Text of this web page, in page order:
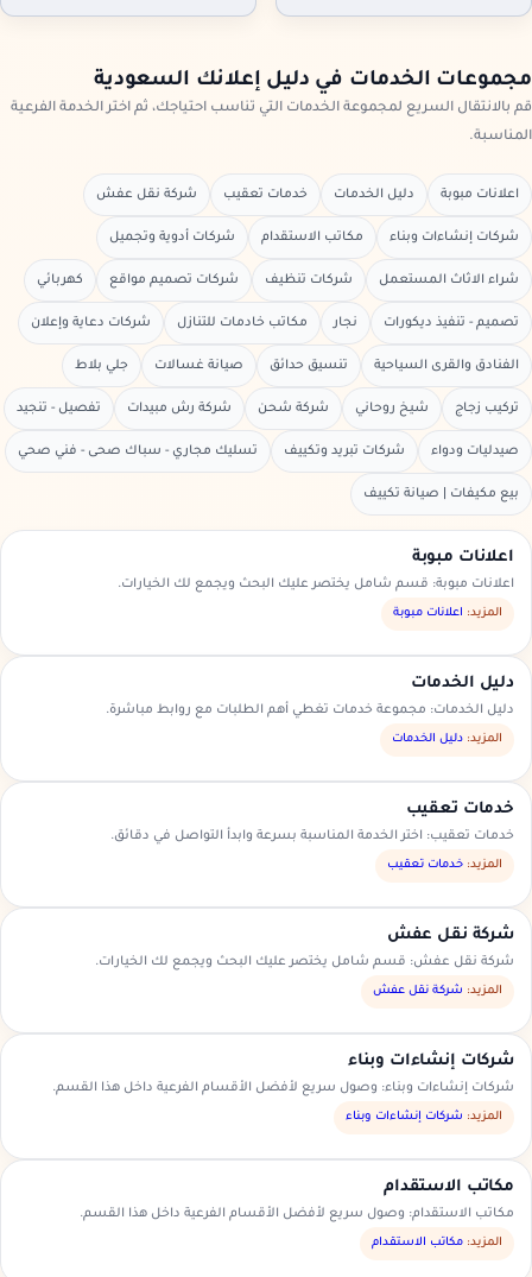
إعلانك السعودية.
مستمر لرفع العملاء والمبيعات مع
دليل إعلانك السعودية
مجموعات الخدمات في دليل إعلانك السعودية
قم بالانتقال السريع لمجموعة الخدمات التي تناسب احتياجك، ثم اختر الخدمة الفرعية
المناسبة.
اعلانات مبوبة دليل الخدمات خدمات تعقيب شركة نقل عفش
شركات إنشاءات وبناء مكاتب الاستقدام شركات أدوية وتجميل
شراء الاثاث المستعمل شركات تنظيف شركات تصميم مواقع كهربائي
تصميم - تنفيذ ديكورات نجار مكاتب خادمات للتنازل شركات دعاية وإعلان
الفنادق والقرى السياحية تنسيق حدائق صيانة غسالات جلي بلاط
تركيب زجاج شيخ روحاني شركة شحن شركة رش مبيدات تفصيل - تنجيد
صيدليات ودواء شركات تبريد وتكييف تسليك مجاري - سباك صحى - فني صحي
بيع مكيفات | صيانة تكييف
اعلانات مبوبة
اعلانات مبوبة: قسم شامل يختصر عليك البحث ويجمع لك الخيارات.
المزيد: اعلانات مبوبة
دليل الخدمات
دليل الخدمات: مجموعة خدمات تغطي أهم الطلبات مع روابط مباشرة.
المزيد: دليل الخدمات
خدمات تعقيب
خدمات تعقيب: اختر الخدمة المناسبة بسرعة وابدأ التواصل في دقائق.
المزيد: خدمات تعقيب
شركة نقل عفش
شركة نقل عفش: قسم شامل يختصر عليك البحث ويجمع لك الخيارات.
المزيد: شركة نقل عفش
شركات إنشاءات وبناء
شركات إنشاءات وبناء: وصول سريع لأفضل الأقسام الفرعية داخل هذا القسم.
المزيد: شركات إنشاءات وبناء
مكاتب الاستقدام
مكاتب الاستقدام: وصول سريع لأفضل الأقسام الفرعية داخل هذا القسم.
المزيد: مكاتب الاستقدام